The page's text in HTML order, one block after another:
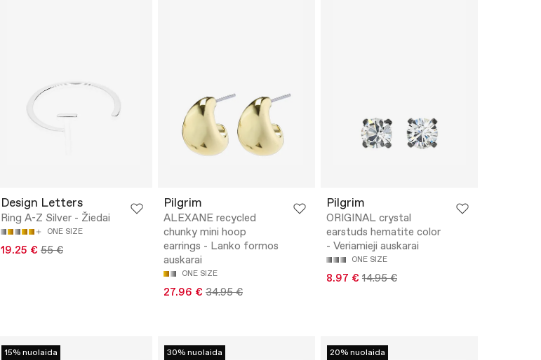
Design Letters
Ring A-Z Silver - Žiedai
ONE SIZE
19.25 € 55 €
Pilgrim
ALEXANE recycled
chunky mini hoop
earrings - Lanko formos
auskarai
ONE SIZE
27.96 € 34.95 €
Pilgrim
ORIGINAL crystal
earstuds hematite color
- Veriamieji auskarai
ONE SIZE
8.97 € 14.95 €
15% nuolaida 30% nuolaida 20% nuolaida